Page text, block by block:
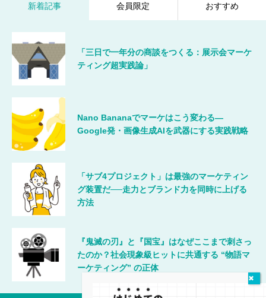
新着記事 会員限定 おすすめ
「三日で一年分の商談をつくる：展示会マーケ
ティング超実践論」
Nano Bananaでマーケはこう変わる―
Google発・画像生成AIを武器にする実践戦略
「サブ4プロジェクト」は最強のマーケティン
グ装置だ──走力とブランド力を同時に上げる
方法
『鬼滅の刃』と『国宝』はなぜここまで刺さっ
たのか？社会現象級ヒットに共通する “物語マ
ーケティング” の正体